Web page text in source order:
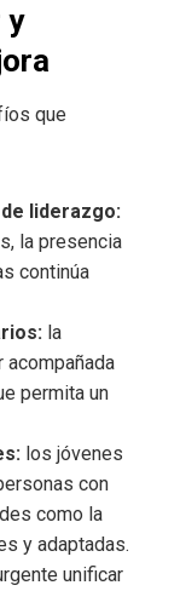
y
que
liderazgo:
la presencia
continúa
la
permita un
los jóvenes
con
como la
y adaptadas.
unificar